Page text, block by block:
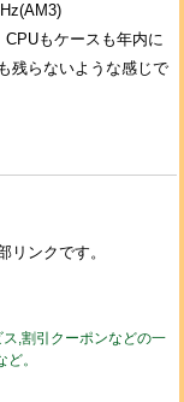
もケースも年内に
残らないような感じで
ンクです。
,割引クーポンなどの一
。